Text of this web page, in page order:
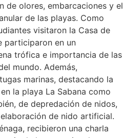
de olores, embarcaciones y el
de las playas. Como
visitaron la Casa de
participaron en un
trófica e importancia de las
mundo. Además,
marinas, destacando la
la playa La Sabana como
de depredación de nidos,
de nido artificial.
recibieron una charla